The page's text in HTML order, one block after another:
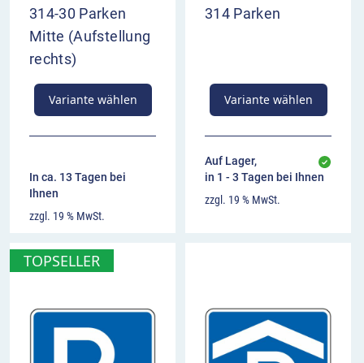
314-30 Parken
Mitte (Aufstellung
rechts)
Variante wählen
In ca. 13 Tagen bei
Ihnen
zzgl. 19 % MwSt.
314 Parken
Variante wählen
Auf Lager,
in 1 - 3 Tagen bei Ihnen
zzgl. 19 % MwSt.
TOPSELLER